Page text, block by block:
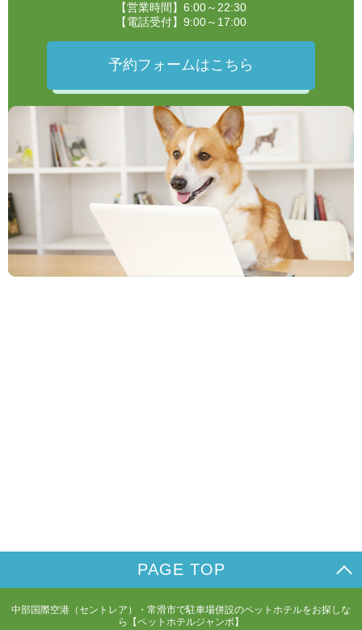
【営業時間】6:00～22:30
【電話受付】9:00～17:00
予約フォームはこちら
PAGE TOP
中部国際空港（セントレア）・常滑市で駐車場併設のペットホテルをお探しな
ら【ペットホテルジャンボ】